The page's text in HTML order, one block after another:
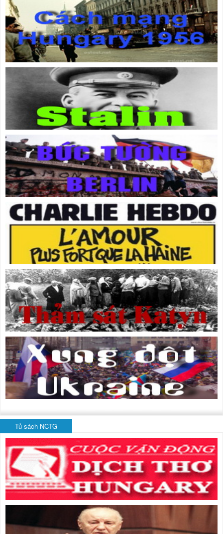
Tủ sách NCTG